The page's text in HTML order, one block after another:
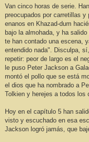
Van cinco horas de serie.
preocupados por carretillas
enanos en Khazad-dum
bajo la almohada, y ha
te han contado una escena,
entendido nada". Disculpa,
repetir: peor de largo es el
le puso Peter Jackson a
montó el pollo que se está
el dios que ha nombrado a
Tolkien y herejes a todos los
Hoy en el capítulo 5 han
visto y escuchado en esa
Jackson logró jamás, que